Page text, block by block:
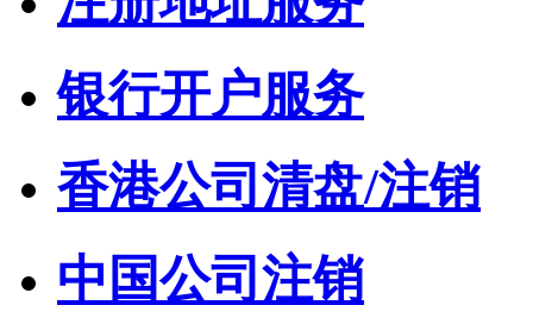
银行开户服务
香港公司清盘/注销
中国公司注销